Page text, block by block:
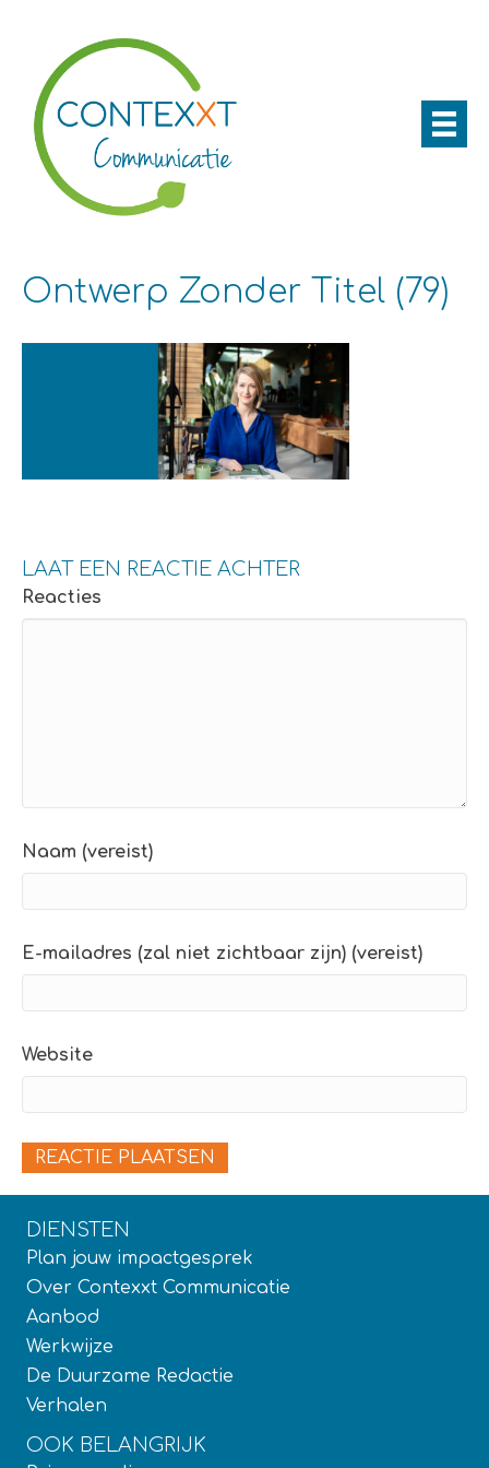
Ontwerp Zonder Titel (79)
LAAT EEN REACTIE ACHTER
Reacties
Naam (vereist)
E-mailadres (zal niet zichtbaar zijn) (vereist)
Website
DIENSTEN
Plan jouw impactgesprek
Over Contexxt Communicatie
Aanbod
Werkwijze
De Duurzame Redactie
Verhalen
OOK BELANGRIJK